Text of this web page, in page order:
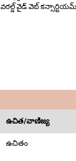
వైడ్ వెబ్ కన్సార్టియమ్
ఉచిత/వాణిజ్య
ఉచితం